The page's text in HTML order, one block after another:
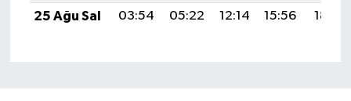
25 Ağu Sal
03:54 05:22 12:14 15:56 18:55